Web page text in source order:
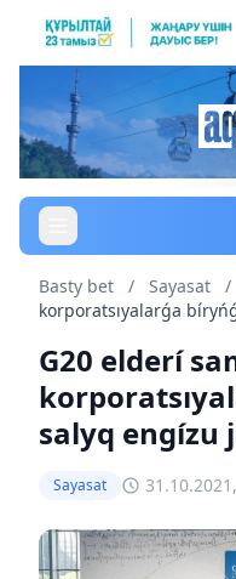
Basty bet / Sayasat /
korporatsıyalarǵa
G20 elderí
salyq engízu
Sayasat